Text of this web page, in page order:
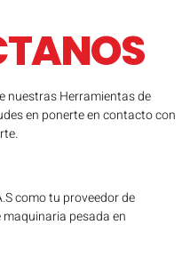
nuestras Herramientas de
en ponerte en contacto con
como tu proveedor de
pesada en